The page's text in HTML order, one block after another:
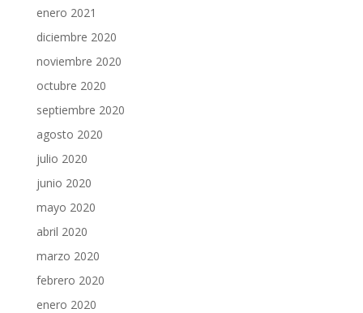
enero 2021
diciembre 2020
noviembre 2020
octubre 2020
septiembre 2020
agosto 2020
julio 2020
junio 2020
mayo 2020
abril 2020
marzo 2020
febrero 2020
enero 2020